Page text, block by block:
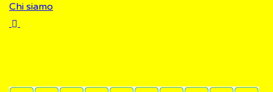
Chi siamo